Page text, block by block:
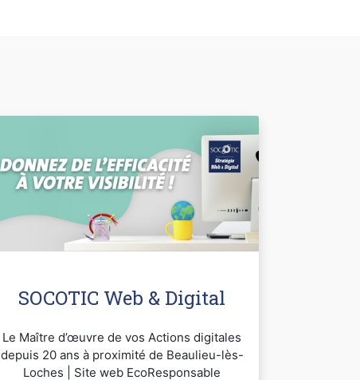
SOCOTIC Web & Digital
Le Maître d’œuvre de vos Actions digitales
depuis 20 ans à proximité de Beaulieu-lès-
Loches | Site web EcoResponsable